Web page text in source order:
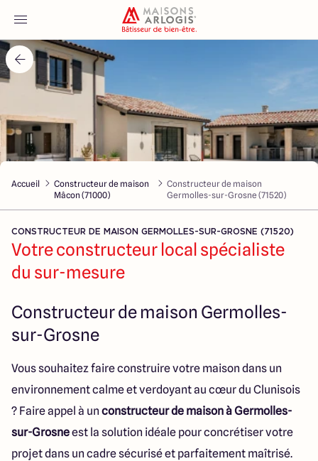
Accueil
Nos maisons
Nos annonces
Votre projet
Qui sommes-nous
Maisons ARLOGIS Macon
112 Route de Lyon
71000 Mâcon
4.3 4.6
Accueil
Constructeur de maison
Mâcon (71000)
Constructeur de maison
Germolles-sur-Grosne (71520)
CONSTRUCTEUR DE MAISON GERMOLLES-SUR-GROSNE (71520)
Votre constructeur local spécialiste
du sur-mesure
Constructeur de maison Germolles-
sur-Grosne
Vous souhaitez faire construire votre maison dans un
environnement calme et verdoyant au cœur du Clunisois
? Faire appel à un constructeur de maison à Germolles-
sur-Grosneest la solution idéale pour concrétiser votre
projet dans un cadre sécurisé et parfaitement maîtrisé.